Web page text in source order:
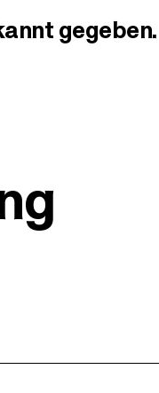
gegeben.